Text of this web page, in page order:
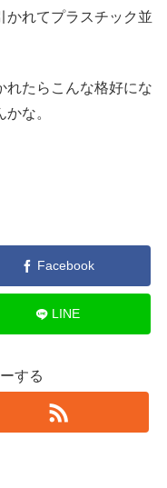
かれてプラスチック並
れたらこんな格好にな
な。
Facebook
LINE
する